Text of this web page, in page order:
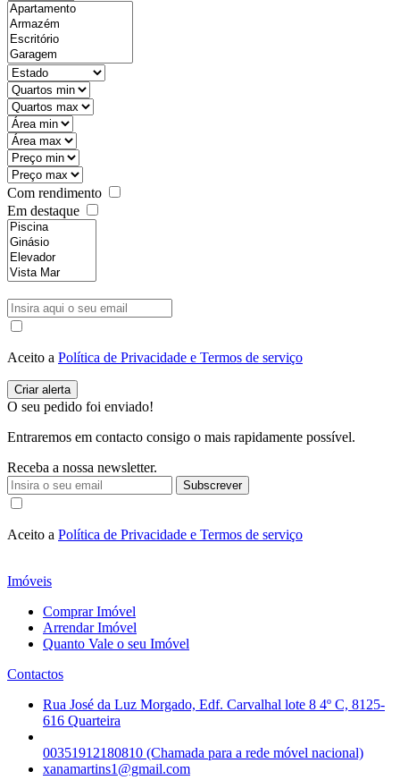
Com rendimento
Em destaque
Aceito a Política de Privacidade e Termos de serviço
O seu pedido foi enviado!
Entraremos em contacto consigo o mais rapidamente possível.
Receba a nossa newsletter.
Subscrever
Aceito a Política de Privacidade e Termos de serviço
Imóveis
Comprar Imóvel
Arrendar Imóvel
Quanto Vale o seu Imóvel
Contactos
Rua José da Luz Morgado, Edf. Carvalhal lote 8 4º C, 8125-
616 Quarteira
00351912180810 (Chamada para a rede móvel nacional)
xanamartins1@gmail.com